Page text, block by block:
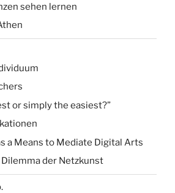
sehen lernen
or simply the easiest?”
a Means to Mediate Digital Arts
der Netzkunst